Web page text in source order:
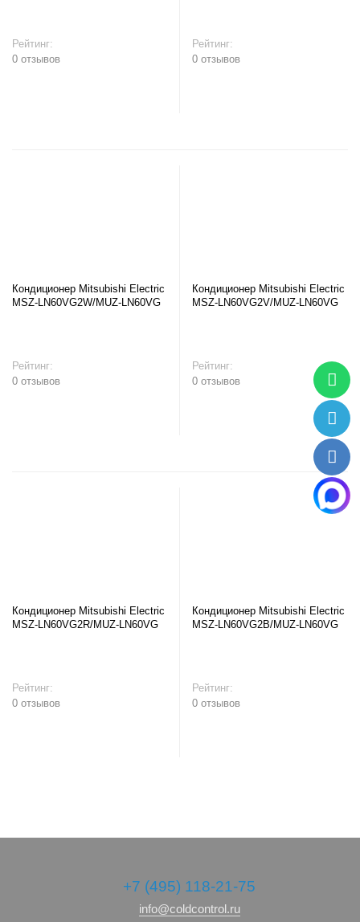
Рейтинг:
0 отзывов
Рейтинг:
0 отзывов
Кондиционер Mitsubishi Electric
MSZ-LN60VG2W/MUZ-LN60VG
Рейтинг:
0 отзывов
Кондиционер Mitsubishi Electric
MSZ-LN60VG2V/MUZ-LN60VG
Рейтинг:
0 отзывов
Кондиционер Mitsubishi Electric
MSZ-LN60VG2R/MUZ-LN60VG
Рейтинг:
0 отзывов
Кондиционер Mitsubishi Electric
MSZ-LN60VG2B/MUZ-LN60VG
Рейтинг:
0 отзывов
+7 (495) 118-21-75
info@coldcontrol.ru